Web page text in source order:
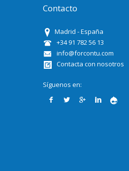
Contacto
Madrid - España
+34 91 782 56 13
info@forcontu.com
Contacta con nosotros
Síguenos en: